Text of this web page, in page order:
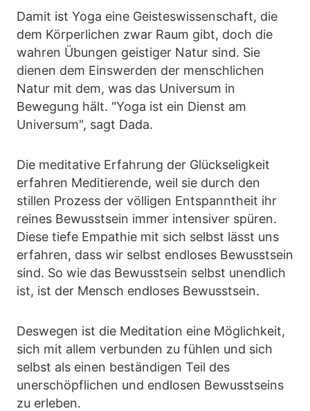
Damit ist Yoga eine Geisteswissenschaft, die
dem Körperlichen zwar Raum gibt, doch die
wahren Übungen geistiger Natur sind. Sie
dienen dem Einswerden der menschlichen
Natur mit dem, was das Universum in
Bewegung hält. "Yoga ist ein Dienst am
Universum", sagt Dada.
Die meditative Erfahrung der Glückseligkeit
erfahren Meditierende, weil sie durch den
stillen Prozess der völligen Entspanntheit ihr
reines Bewusstsein immer intensiver spüren.
Diese tiefe Empathie mit sich selbst lässt uns
erfahren, dass wir selbst endloses Bewusstsein
sind. So wie das Bewusstsein selbst unendlich
ist, ist der Mensch endloses Bewusstsein.
Deswegen ist die Meditation eine Möglichkeit,
sich mit allem verbunden zu fühlen und sich
selbst als einen beständigen Teil des
unerschöpflichen und endlosen Bewusstseins
zu erleben.